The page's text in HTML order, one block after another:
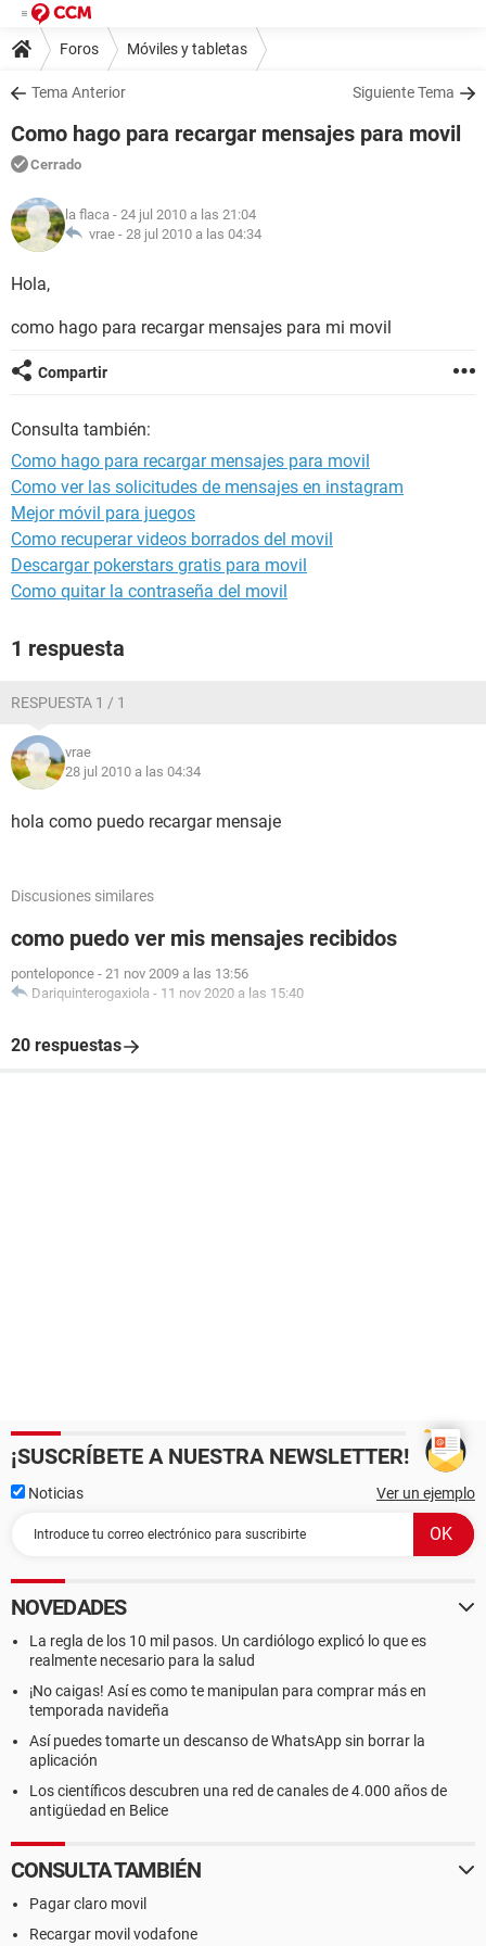
Foros Móviles y tabletas
Tema Anterior Siguiente Tema
Como hago para recargar mensajes para movil
Cerrado
la flaca - 24 jul 2010 a las 21:04
vrae - 28 jul 2010 a las 04:34
Hola,
como hago para recargar mensajes para mi movil
Compartir
Consulta también:
Como hago para recargar mensajes para movil
Como ver las solicitudes de mensajes en instagram
Mejor móvil para juegos
Como recuperar videos borrados del movil
Descargar pokerstars gratis para movil
Como quitar la contraseña del movil
1 respuesta
RESPUESTA 1 / 1
vrae
28 jul 2010 a las 04:34
hola como puedo recargar mensaje
Discusiones similares
como puedo ver mis mensajes recibidos
ponteloponce - 21 nov 2009 a las 13:56
Dariquinterogaxiola - 11 nov 2020 a las 15:40
20 respuestas
¡SUSCRÍBETE A NUESTRA NEWSLETTER!
Noticias Ver un ejemplo
NOVEDADES
La regla de los 10 mil pasos. Un cardiólogo explicó lo que es
realmente necesario para la salud
¡No caigas! Así es como te manipulan para comprar más en
temporada navideña
Así puedes tomarte un descanso de WhatsApp sin borrar la
aplicación
Los científicos descubren una red de canales de 4.000 años de
antigüedad en Belice
CONSULTA TAMBIÉN
Pagar claro movil
Recargar movil vodafone